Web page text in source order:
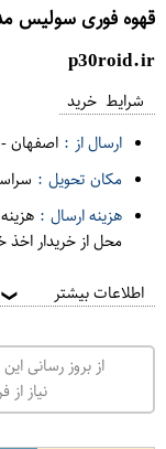
قهوه فوری سولیس مدل
p30roid.ir
شرایط خرید
ارسال از : اصفهان-
مکان تحویل :
هزینه ارسال :
محل از خریدار
اطلاعات بیشتر ❯
از بروز رسانی
نیاز